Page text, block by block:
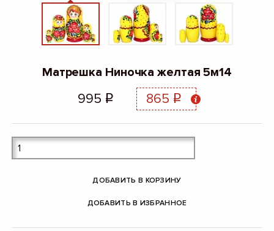
Матрешка Ниночка желтая 5м14
995 q 865 q
ДОБАВИТЬ В КОРЗИНУ
ДОБАВИТЬ В ИЗБРАННОЕ